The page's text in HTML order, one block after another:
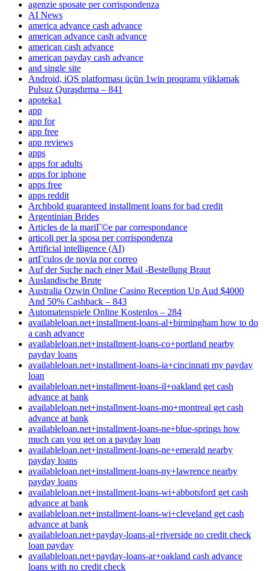
agenzie sposate per corrispondenza
AI News
america advance cash advance
american advance cash advance
american cash advance
american payday cash advance
and single site
Android, iOS platforması üçün 1win proqramı yükləmək
Pulsuz Quraşdırma – 841
apoteka1
app
app for
app free
app reviews
apps
apps for adults
apps for iphone
apps free
apps reddit
Archbold guaranteed installment loans for bad credit
Argentinian Brides
Articles de la mariГ©e par correspondance
articoli per la sposa per corrispondenza
Artificial intelligence (AI)
artГ­culos de novia por correo
Auf der Suche nach einer Mail -Bestellung Braut
Auslandische Brute
Australia Ozwin Online Casino Reception Up Aud $4000
And 50% Cashback – 843
Automatenspiele Online Kostenlos – 284
availableloan.net+installment-loans-al+birmingham how to do
a cash advance
availableloan.net+installment-loans-co+portland nearby
payday loans
availableloan.net+installment-loans-ia+cincinnati my payday
loan
availableloan.net+installment-loans-il+oakland get cash
advance at bank
availableloan.net+installment-loans-mo+montreal get cash
advance at bank
availableloan.net+installment-loans-ne+blue-springs how
much can you get on a payday loan
availableloan.net+installment-loans-ne+emerald nearby
payday loans
availableloan.net+installment-loans-ny+lawrence nearby
payday loans
availableloan.net+installment-loans-wi+abbotsford get cash
advance at bank
availableloan.net+installment-loans-wi+cleveland get cash
advance at bank
availableloan.net+payday-loans-al+riverside no credit check
loan payday
availableloan.net+payday-loans-ar+oakland cash advance
loans with no credit check